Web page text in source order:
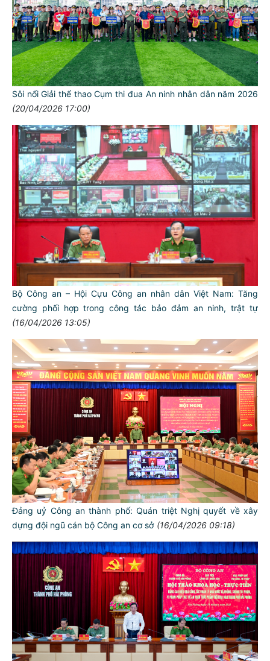
Sôi nổi Giải thể thao Cụm thi đua An ninh nhân dân năm 2026
(20/04/2026 17:00)
Bộ Công an – Hội Cựu Công an nhân dân Việt Nam: Tăng
cường phối hợp trong công tác bảo đảm an ninh, trật tự
(16/04/2026 13:05)
Đảng uỷ Công an thành phố: Quán triệt Nghị quyết về xây
dựng đội ngũ cán bộ Công an cơ sở (16/04/2026 09:18)